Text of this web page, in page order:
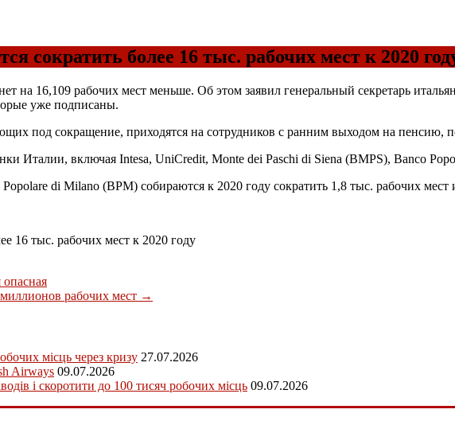
сократить более 16 тыс. рабочих мест к 2020
на 16,109 рабочих мест меньше. Об этом заявил генеральный секретарь
уже подписаны.
под сокращение, приходятся на сотрудников с ранним выходом на пенсию,
Италии, включая Intesa, UniCredit, Monte dei Paschi di Siena (BMPS), Banco
Popolare di Milano (BPM) собираются к 2020 году сократить 1,8 тыс. рабочих
16 тыс. рабочих мест к 2020 году
рабочих мест →
місць через кризу 27.07.2026
Airways 09.07.2026
і скоротити до 100 тисяч робочих місць 09.07.2026